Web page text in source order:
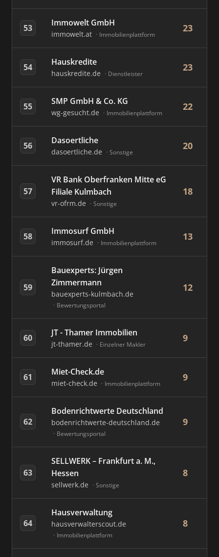
53 Immowelt GmbH
immowelt.at Immobilienplattform
23
54 Hauskredite
hauskredite.de Dienstleister
23
55 SMP GmbH & Co. KG
wg-gesucht.de Immobilienplattform
22
56 Dasoertliche
dasoertliche.de Sonstige
20
57
VR Bank Oberfranken Mitte eG
Filiale Kulmbach
vr-ofrm.de Sonstige
18
58 Immosurf GmbH
immosurf.de Immobilienplattform
13
59
Bauexperts: Jürgen
Zimmermann
bauexperts-kulmbach.de
Bewertungsportal
12
60 JT - Thamer Immobilien
jt-thamer.de Einzelner Makler
9
61 Miet-Check.de
miet-check.de Immobilienplattform
9
62
Bodenrichtwerte Deutschland
bodenrichtwerte-deutschland.de
Bewertungsportal
9
63
SELLWERK – Frankfurt a. M.,
Hessen
sellwerk.de Sonstige
8
64
Hausverwaltung
hausverwalterscout.de
Immobilienplattform
8